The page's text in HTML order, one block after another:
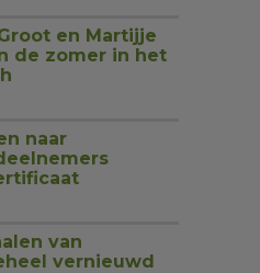
en Martijje
de zomer in het
naar
van
vernieuwd